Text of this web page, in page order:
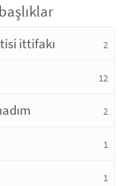
ittifakı 2
12
2
1
1